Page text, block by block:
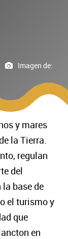
Imagen de:
y mares
la Tierra.
regulan
del
base de
el turismo y
que
en